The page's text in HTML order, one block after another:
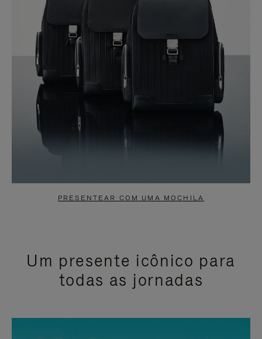
PRESENTEAR COM UMA MOCHILA
Um presente icônico para
todas as jornadas